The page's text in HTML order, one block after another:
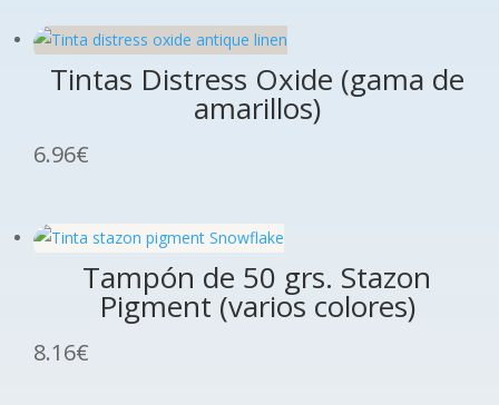
Tintas Distress Oxide (gama de
amarillos)
6.96€
Tampón de 50 grs. Stazon
Pigment (varios colores)
8.16€